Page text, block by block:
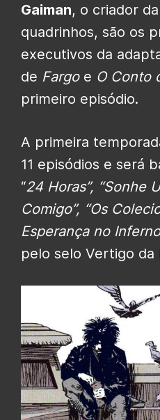
Gaiman, o criador
quadrinhos, são os
executivos da
de Fargoe O Conto
primeiro episódio.
A primeira
11 episódios e será
“24 Horas”, “Sonhe
Comigo”, “Os
Esperança no
pelo selo Vertigo da